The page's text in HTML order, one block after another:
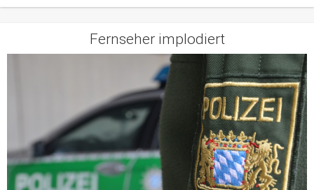
Fernseher implodiert